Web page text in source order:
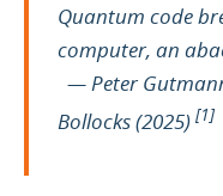
Quantum code
computer, an
— Peter
Bollocks(2025) [1]